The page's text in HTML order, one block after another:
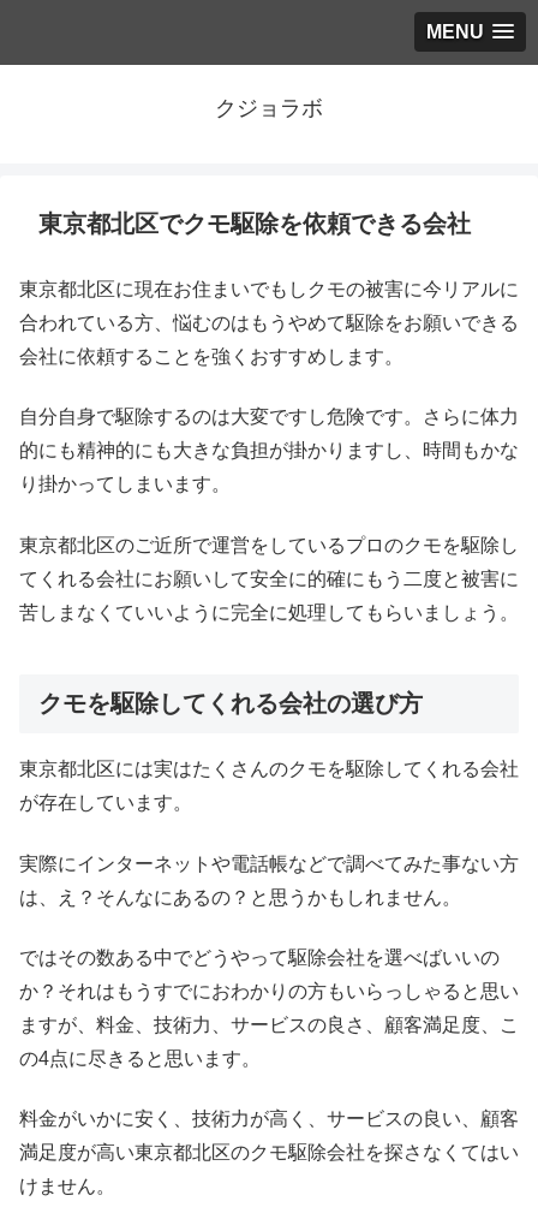
MENU
クジョラボ
東京都北区でクモ駆除を依頼できる会社
東京都北区に現在お住まいでもしクモの被害に今リアルに
合われている方、悩むのはもうやめて駆除をお願いできる
会社に依頼することを強くおすすめします。
自分自身で駆除するのは大変ですし危険です。さらに体力
的にも精神的にも大きな負担が掛かりますし、時間もかな
り掛かってしまいます。
東京都北区のご近所で運営をしているプロのクモを駆除し
てくれる会社にお願いして安全に的確にもう二度と被害に
苦しまなくていいように完全に処理してもらいましょう。
クモを駆除してくれる会社の選び方
東京都北区には実はたくさんのクモを駆除してくれる会社
が存在しています。
実際にインターネットや電話帳などで調べてみた事ない方
は、え？そんなにあるの？と思うかもしれません。
ではその数ある中でどうやって駆除会社を選べばいいの
か？それはもうすでにおわかりの方もいらっしゃると思い
ますが、料金、技術力、サービスの良さ、顧客満足度、こ
の4点に尽きると思います。
料金がいかに安く、技術力が高く、サービスの良い、顧客
満足度が高い東京都北区のクモ駆除会社を探さなくてはい
けません。